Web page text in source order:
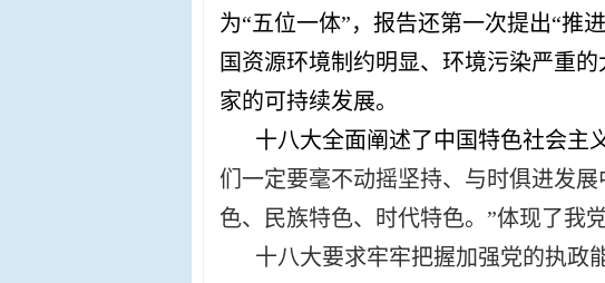
为“五位一体”，报告还第一次提出“推
国资源环境制约明显、环境污染严重
家的可持续发展。
十八大全面阐述了中国特色社会主
们一定要毫不动摇坚持、与时俱进发
色、民族特色、时代特色。”体现了我
十八大要求牢牢把握加强党的执政